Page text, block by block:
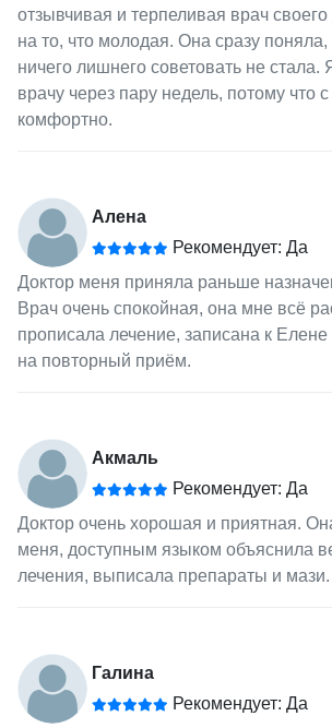
отзывчивая и терпеливая врач
на то, что молодая. Она сразу поняла,
ничего лишнего советовать не стала.
врачу через пару недель, потому что
комфортно.
Алена
Рекомендует: Да
Доктор меня приняла раньше
Врач очень спокойная, она мне всё
прописала лечение, записана к
на повторный приём.
Акмаль
Рекомендует: Да
Доктор очень хорошая и приятная.
меня, доступным языком объяснила
лечения, выписала препараты и мази.
Галина
Рекомендует: Да